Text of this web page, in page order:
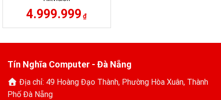
4.999.999 ₫
Tín Nghĩa Computer - Đà Nẵng
Địa chỉ: 49 Hoàng Đạo Thành, Phường Hòa Xuân, Thành
Phố Đà Nẵng